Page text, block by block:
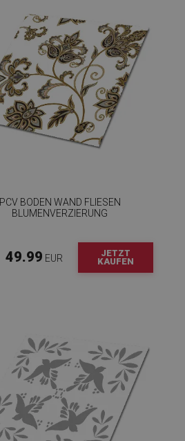
PCV BODEN WAND FLIESEN
BLUMENVERZIERUNG
49.99 EUR
JETZT
KAUFEN